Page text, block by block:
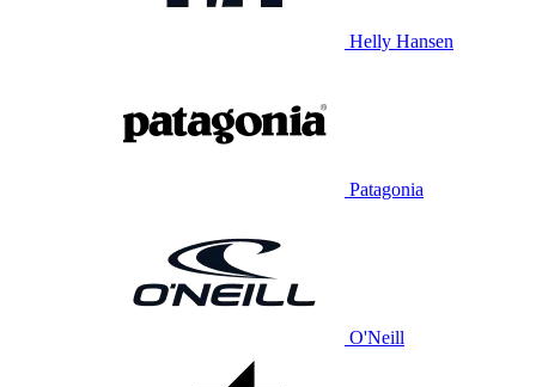
Helly Hansen
Patagonia
O'Neill